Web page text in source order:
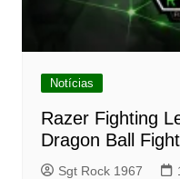
Notícias
Razer Fighting
Dragon Ball
Sgt Rock 1967